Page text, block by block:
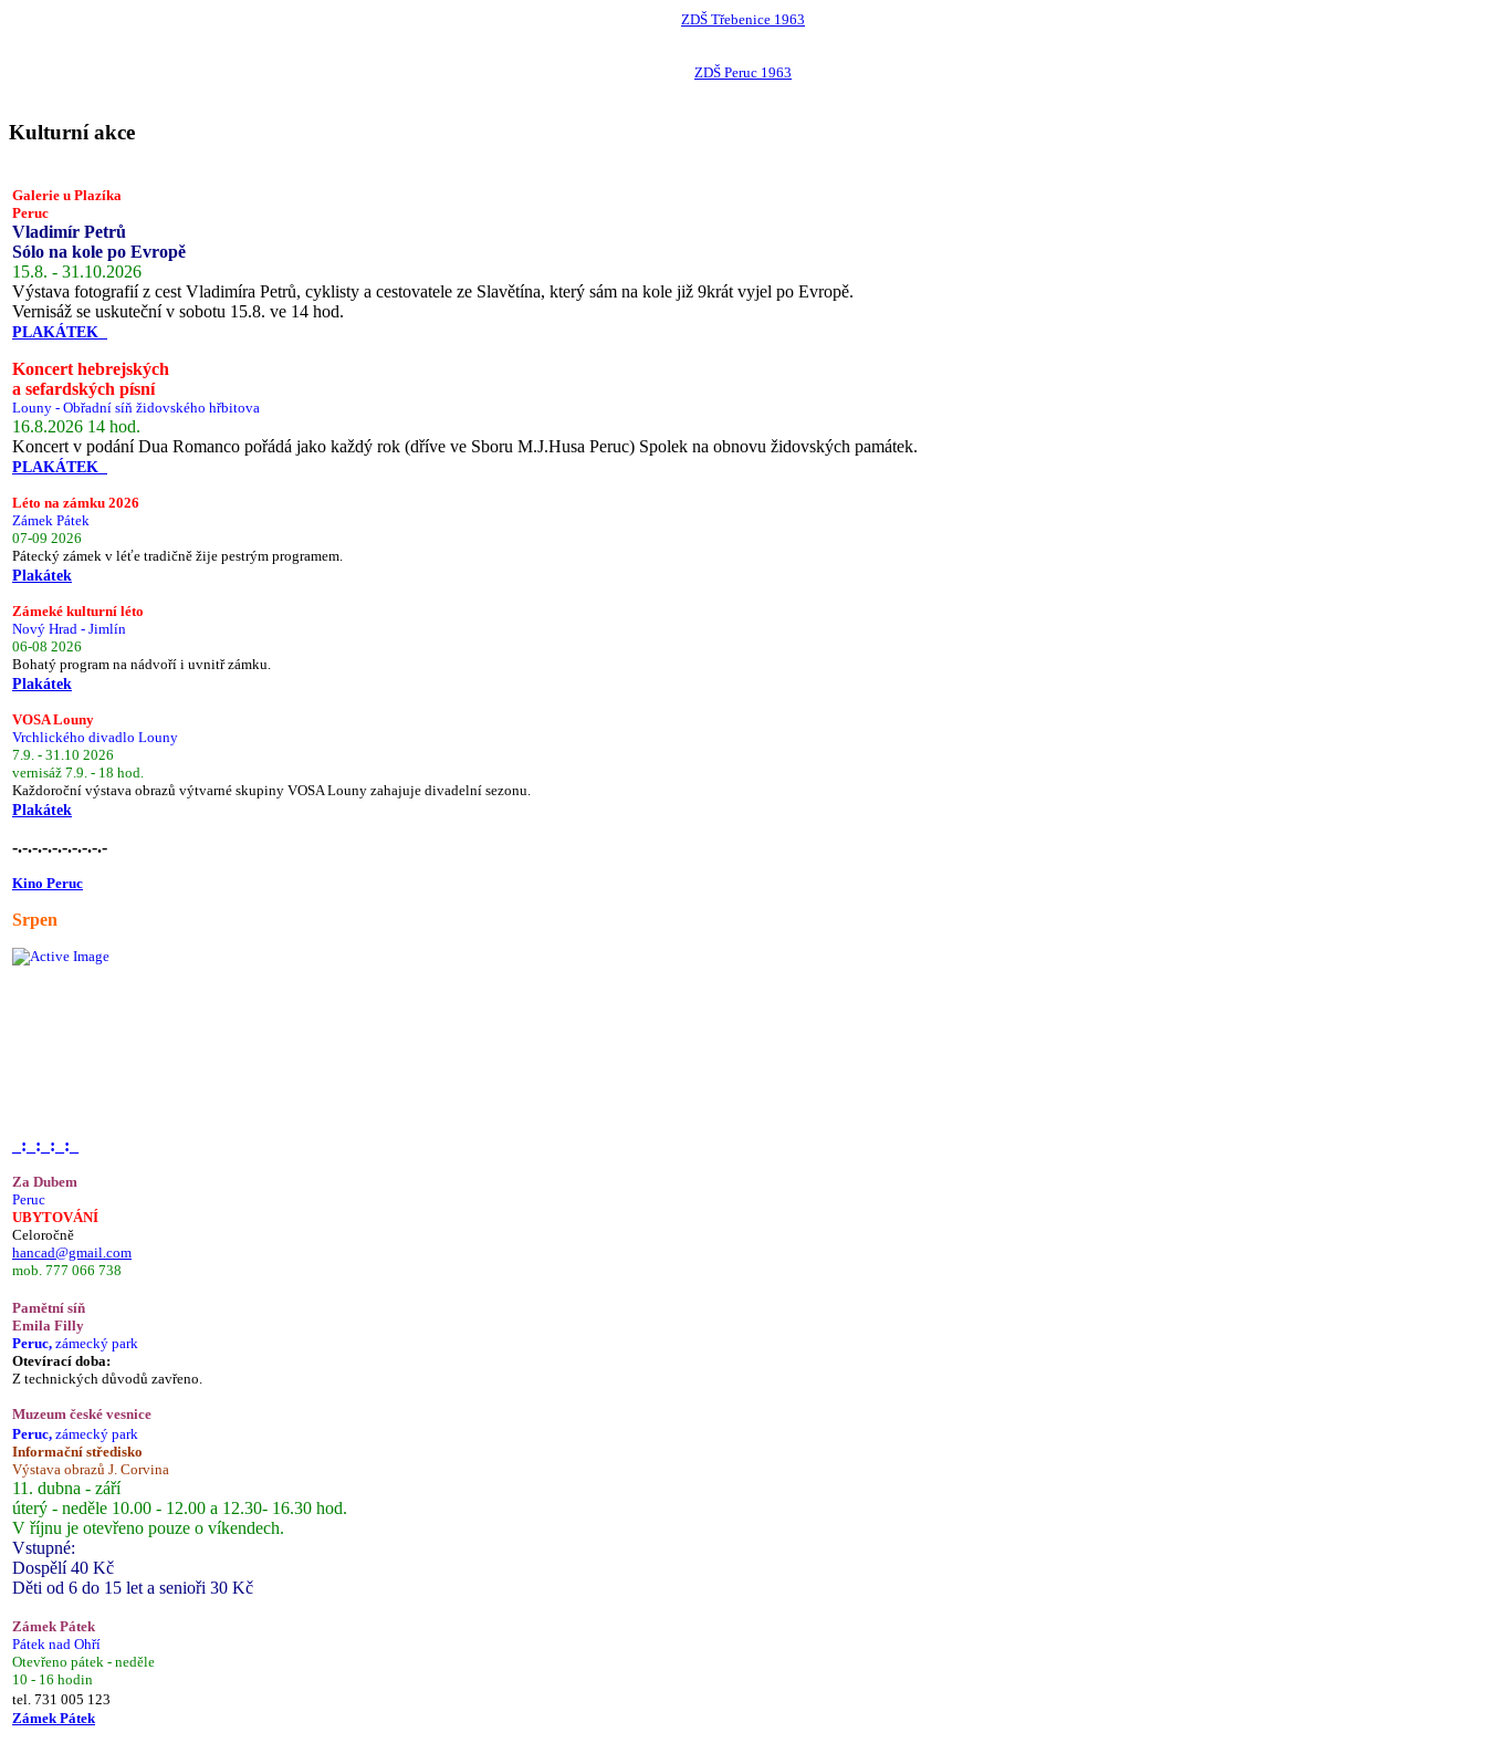
ZDŠ Třebenice 1963
ZDŠ Peruc 1963
Kulturní akce
Galerie u Plazíka
Peruc
Vladimír Petrů
Sólo na kole po Evropě
15.8. - 31.10.2026
Výstava fotografií z cest Vladimíra Petrů, cyklisty a cestovatele ze Slavětína, který sám na kole již 9krát vyjel po Evropě.
Vernisáž se uskuteční v sobotu 15.8. ve 14 hod.
PLAKÁTEK
Koncert hebrejských
a sefardských písní
Louny - Obřadní síň židovského hřbitova
16.8.2026 14 hod.
Koncert v podání Dua Romanco pořádá jako každý rok (dříve ve Sboru M.J.Husa Peruc) Spolek na obnovu židovských památek.
PLAKÁTEK
Léto na zámku 2026
Zámek Pátek
07-09 2026
Pátecký zámek v léťe tradičně žije pestrým programem.
Plakátek
Zámeké kulturní léto
Nový Hrad - Jimlín
06-08 2026
Bohatý program na nádvoří i uvnitř zámku.
Plakátek
VOSA Louny
Vrchlického divadlo Louny
7.9. - 31.10 2026
vernisáž 7.9. - 18 hod.
Každoroční výstava obrazů výtvarné skupiny VOSA Louny zahajuje divadelní sezonu.
Plakátek
-.-.-.-.-.-.-.-.-.-
Kino Peruc
Srpen
_:_:_:_:_
Za Dubem
Peruc
UBYTOVÁNÍ
Celoročně
hancad@gmail.com
mob. 777 066 738
Pamětní síň
Emila Filly
Peruc, zámecký park
Otevírací doba:
Z technických důvodů zavřeno.
Muzeum české vesnice
Peruc, zámecký park
Informační středisko
Výstava obrazů J. Corvina
11. dubna - září
úterý - neděle 10.00 - 12.00 a 12.30- 16.30 hod.
V říjnu je otevřeno pouze o víkendech.
Vstupné:
Dospělí 40 Kč
Děti od 6 do 15 let a senioři 30 Kč
Zámek Pátek
Pátek nad Ohří
Otevřeno pátek - neděle
10 - 16 hodin
tel. 731 005 123
Zámek Pátek